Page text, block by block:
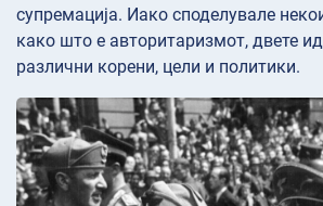
супремација. Иако споделувале
како што е авторитаризмот, двете
различни корени, цели и политики.